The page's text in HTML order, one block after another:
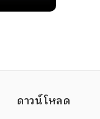
ดาวน์โหลด